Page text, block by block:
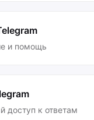
и помощь
доступ к ответам